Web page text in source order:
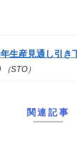
生産見通し引き
STO）
関連記事